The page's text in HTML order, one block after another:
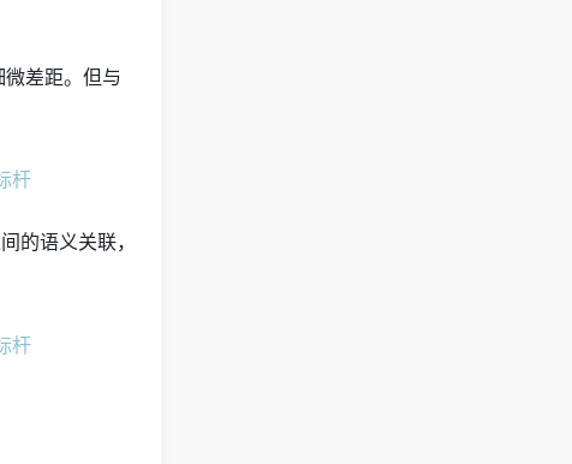
差距。但与
的语义关联，